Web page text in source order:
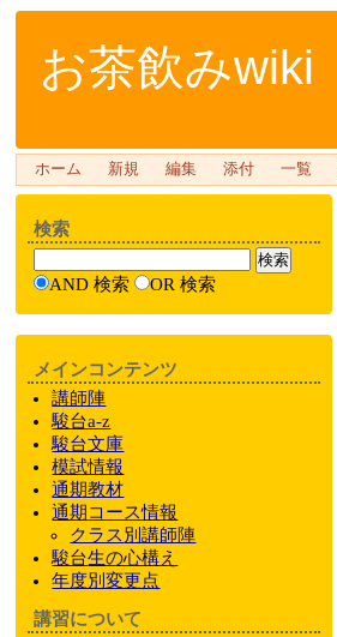
お茶飲みwiki
ホーム 新規 編集 添付 一覧
検索
AND 検索 OR 検索
メインコンテンツ
講師陣
駿台a-z
駿台文庫
模試情報
通期教材
通期 コース情報
クラス別講師陣
駿台生の心構え
年度別変更点
講習について